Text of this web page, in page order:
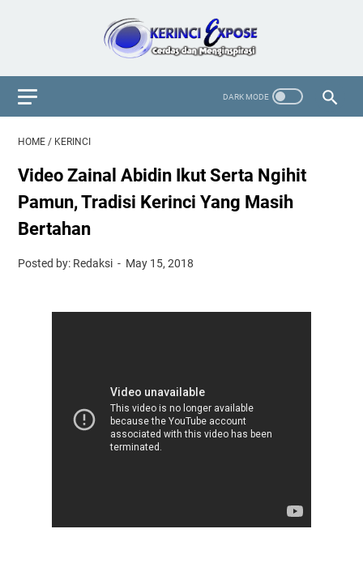
HOME / KERINCI
Video Zainal Abidin Ikut Serta Ngihit
Pamun, Tradisi Kerinci Yang Masih
Bertahan
Posted by: Redaksi May 15, 2018